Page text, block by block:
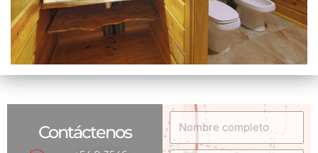
Contáctenos
completo